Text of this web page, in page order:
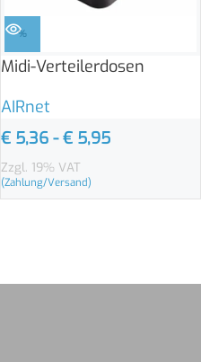
%
Midi-Verteilerdosen
AIRnet
€5,36-€5,95
Zzgl. 19% VAT
(Zahlung/Versand)